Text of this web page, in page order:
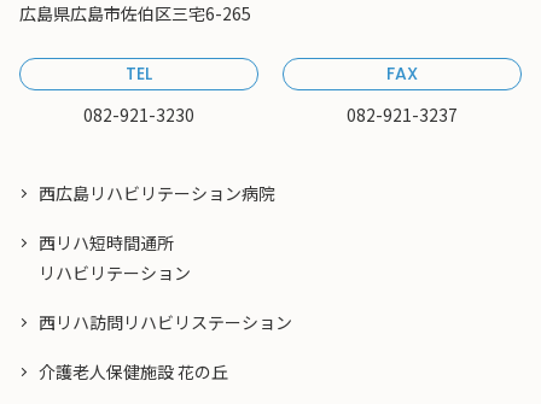
広島県広島市佐伯区三宅6-265
TEL
082-921-3230
FAX
082-921-3237
西広島リハビリテーション病院
西リハ短時間通所
リハビリテーション
西リハ訪問リハビリステーション
介護老人保健施設 花の丘